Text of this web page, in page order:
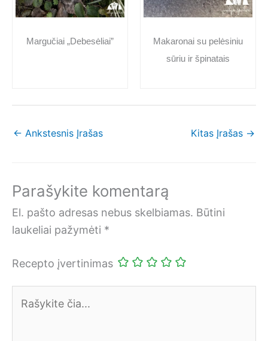
Margučiai „Debesėliai”
Makaronai su pelėsiniu
sūriu ir špinatais
← Ankstesnis Įrašas Kitas Įrašas →
Parašykite komentarą
El. pašto adresas nebus skelbiamas. Būtini
laukeliai pažymėti *
Recepto įvertinimas
čia...